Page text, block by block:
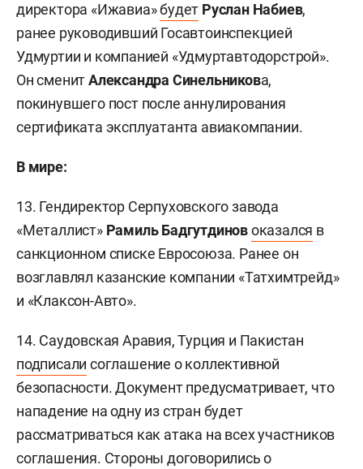
директора «Ижавиа»будет Руслан Набиев,
ранее руководивший Госавтоинспекцией
Удмуртии и компанией «Удмуртавтодорстрой».
Он сменитАлександра Синельникова,
покинувшего пост после аннулирования
сертификата эксплуатанта авиакомпании.
В мире:
13. Гендиректор Серпуховского завода
«Металлист» Рамиль Бадгутдиновоказался в
санкционном списке Евросоюза. Ранее он
возглавлял казанские компании «Татхимтрейд»
и «Клаксон-Авто».
14. Саудовская Аравия, Турция и Пакистан
подписали соглашение о коллективной
безопасности. Документ предусматривает, что
нападение на одну из стран будет
рассматриваться как атака на всех участников
соглашения. Стороны договорились о